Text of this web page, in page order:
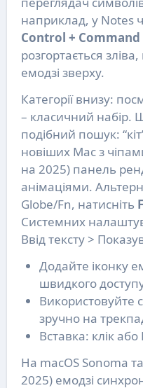
наприклад, у Notes
Control + Command
розгортається
емодзі зверху.
Категорії внизу:
– класичний набір.
подібний пошук:
новіших Mac з
на 2025) панель
анімаціями.
Globe/Fn, натисніть
Системних
Ввід тексту >
Додайте іконку
швидкого
Використовуйте
зручно на
Вставка: клік
На macOS Sonoma
2025) емодзі